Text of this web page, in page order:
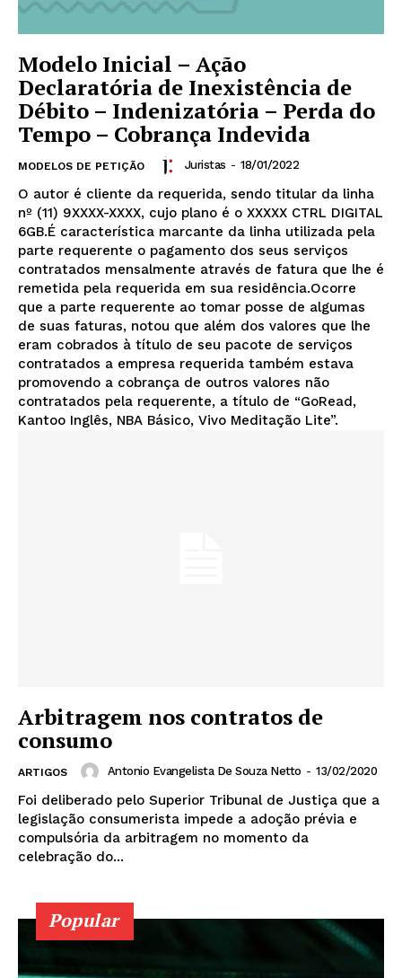
Modelo Inicial – Ação
Declaratória de Inexistência de
Débito – Indenizatória – Perda do
Tempo – Cobrança Indevida
MODELOS DE PETIÇÃO Juristas - 18/01/2022
O autor é cliente da requerida, sendo titular da linha
nº (11) 9XXXX-XXXX, cujo plano é o XXXXX CTRL DIGITAL
6GB.É característica marcante da linha utilizada pela
parte requerente o pagamento dos seus serviços
contratados mensalmente através de fatura que lhe é
remetida pela requerida em sua residência.Ocorre
que a parte requerente ao tomar posse de algumas
de suas faturas, notou que além dos valores que lhe
eram cobrados à título de seu pacote de serviços
contratados a empresa requerida também estava
promovendo a cobrança de outros valores não
contratados pela requerente, a título de “GoRead,
Kantoo Inglês, NBA Básico, Vivo Meditação Lite”.
Arbitragem nos contratos de
consumo
ARTIGOS Antonio Evangelista De Souza Netto - 13/02/2020
Foi deliberado pelo Superior Tribunal de Justiça que a
legislação consumerista impede a adoção prévia e
compulsória da arbitragem no momento da
celebração do...
Popular